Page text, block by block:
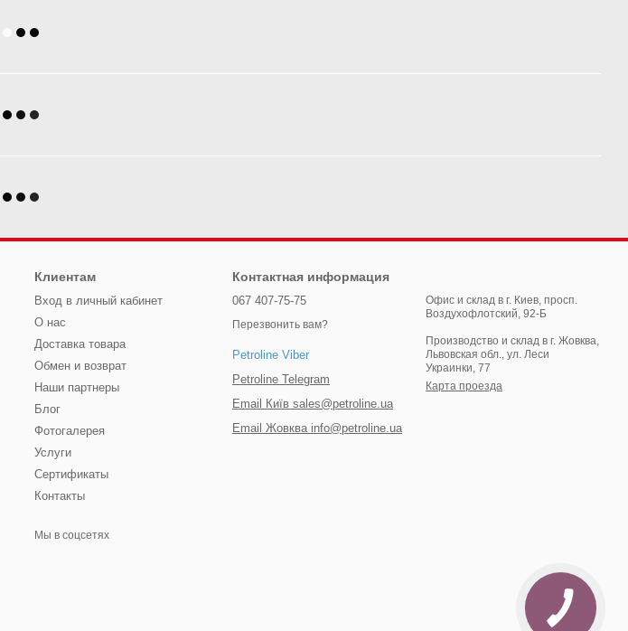
Клиентам
Вход в личный кабинет
О нас
Доставка товара
Обмен и возврат
Наши партнеры
Блог
Фотогалерея
Услуги
Сертификаты
Контакты
Мы в соцсетях
Контактная информация
067 407-75-75
Перезвонить вам?
Petroline Viber
Petroline Telegram
Email Київ sales@petroline.ua
Email Жовква info@petroline.ua
Офис и склад в г. Киев, просп.
Воздухофлотский, 92-Б
Производство и склад в г. Жовква,
Львовская обл., ул. Леси
Украинки, 77
Карта проезда